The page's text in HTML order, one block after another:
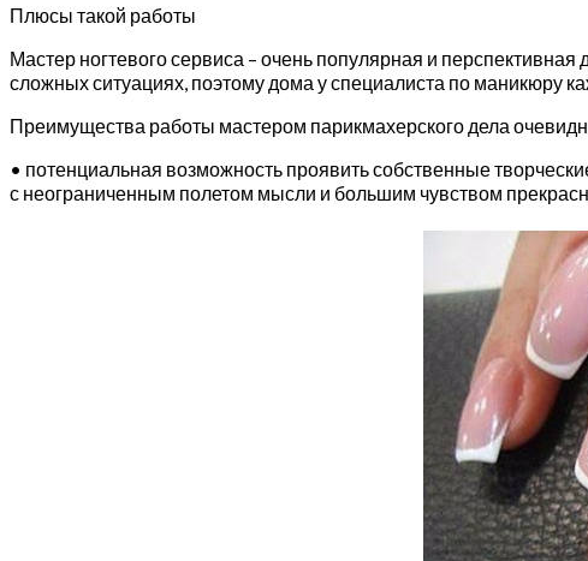
Плюсы такой работы
Мастер ногтевого сервиса – очень популярная и
сложных ситуациях, поэтому дома у специалиста по маникюру
Преимущества работы мастером парикмахерского дела
• потенциальная возможность проявить собственные
с неограниченным полетом мысли и большим чувством